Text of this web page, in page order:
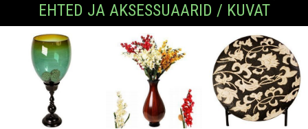
EHTED JA AKSESSUAARID / KUVAT